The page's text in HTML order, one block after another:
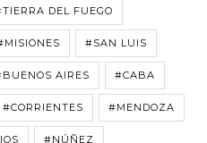
DEL FUEGO
#SAN LUIS
AIRES #CABA
#CORRIENTES #MENDOZA
#NÚÑEZ